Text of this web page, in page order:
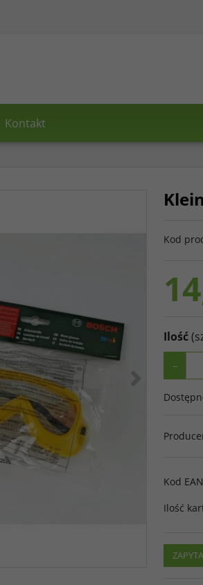
Kontakt
Kod
Ilość
−
Kod EAN
Ilość